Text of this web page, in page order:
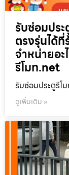
รับซ่อมปร
ตรงรุ่นได้ที่
จำหน่ายอ
รีโมท.net
รับซ่อมประตูรีโ
ดูเพิ่มเติม »